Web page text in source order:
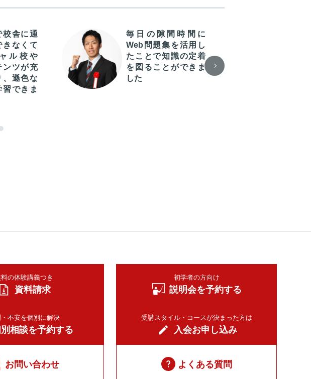
校舎に通
きなくて
ル校や
ンツが充
、遜色な
できま
毎日の隙間時間に
Web問題集を活用し
たことで知識の定着
を図ることができま
した
の体験講義つき
資料請求
初学者の方向け
説明会を予約する
・不安を個別に解決
相談を予約する
受講スタイル・コースが決まった方は
入会お申し込み
お問い合わせ よくある質問